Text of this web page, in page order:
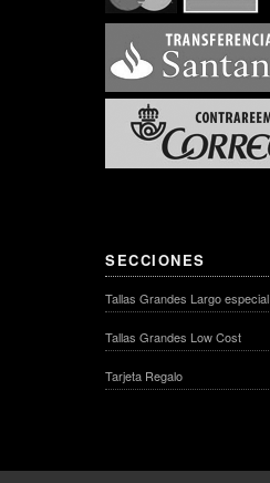
SECCIONES
Tallas Grandes Largo especial
Tallas Grandes Low Cost
Tarjeta Regalo